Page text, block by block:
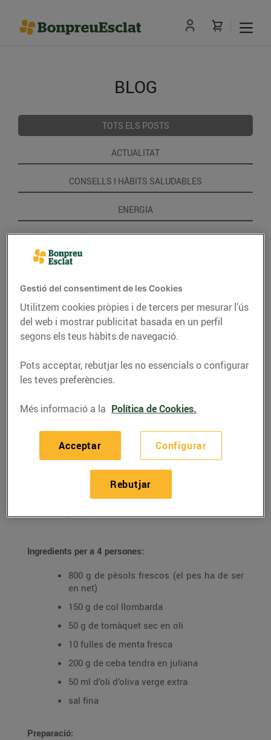
BLOG
TOTS ELS POSTS
ACTUALITAT
CONSELLS I HÀBITS SALUDABLES
ENERGIA
GASTRONOMIA I TRADICIONS
RECEPTES
Pèsols amb col
llombarda i menta
18/de març/2022
Ingredients per a 4 persones:
800 g de pèsols frescos (el pes ha de ser
en net)
150 g de col llombarda
50 g de tomàquet sec en oli
10 fulles de menta fresca
200 g de ceba tendra en juliana
50 ml d’oli d’oliva verge extra
sal fina
Preparació:
Gestió del consentiment de les Cookies
Utilitzem cookies pròpies i de tercers per mesurar l’ús
del web i mostrar publicitat basada en un perfil
segons els teus hàbits de navegació.
Pots acceptar, rebutjar les no essencials o configurar
les teves preferències.
Més informació a la Política de Cookies.
Configurar
Rebutjar
Acceptar